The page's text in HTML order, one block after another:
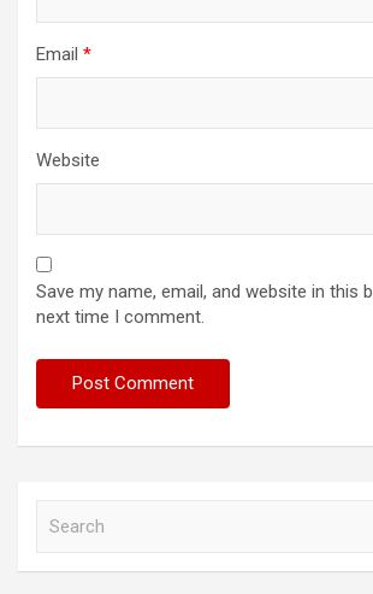
Email *
Website
Save my name, email, and website in this
next time I comment.